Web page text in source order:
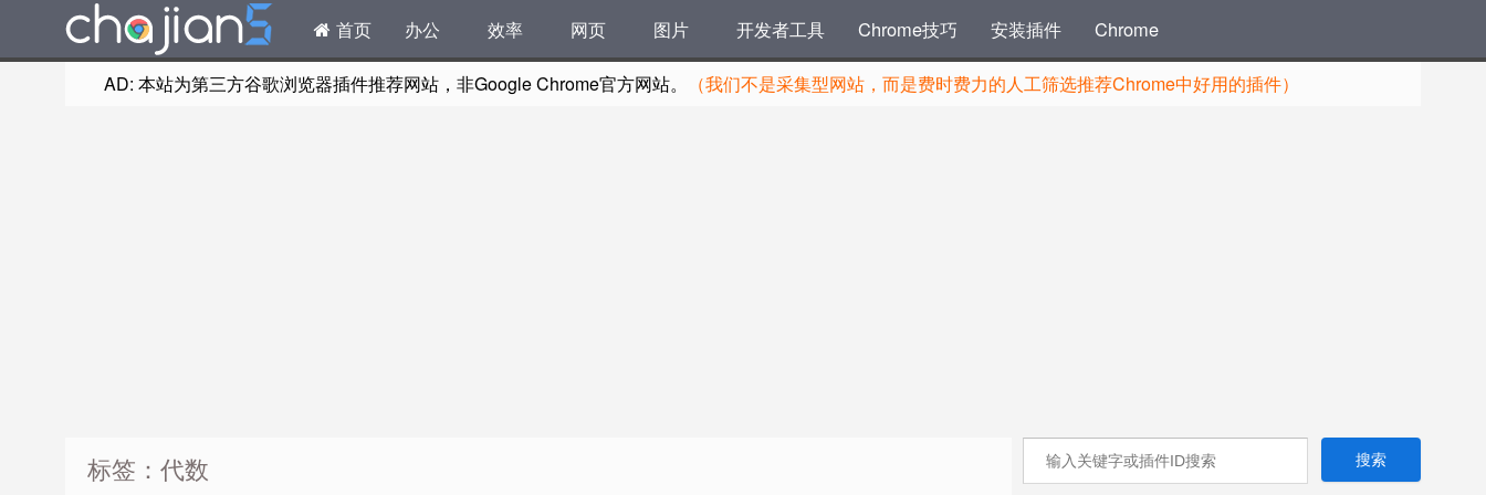
首页 办公 效率 网页 图片 开发者工具 Chrome技巧 安装插件 Chrome
AD: 本站为第三方谷歌浏览器插件推荐网站，非Google Chrome官方网站。 （我们不是采集型网站，而是费时费力的人工筛选推荐Chrome中好用的插件）
标签：代数